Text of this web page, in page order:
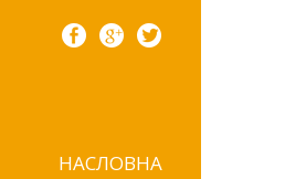
Skip to contentНАСЛОВНА